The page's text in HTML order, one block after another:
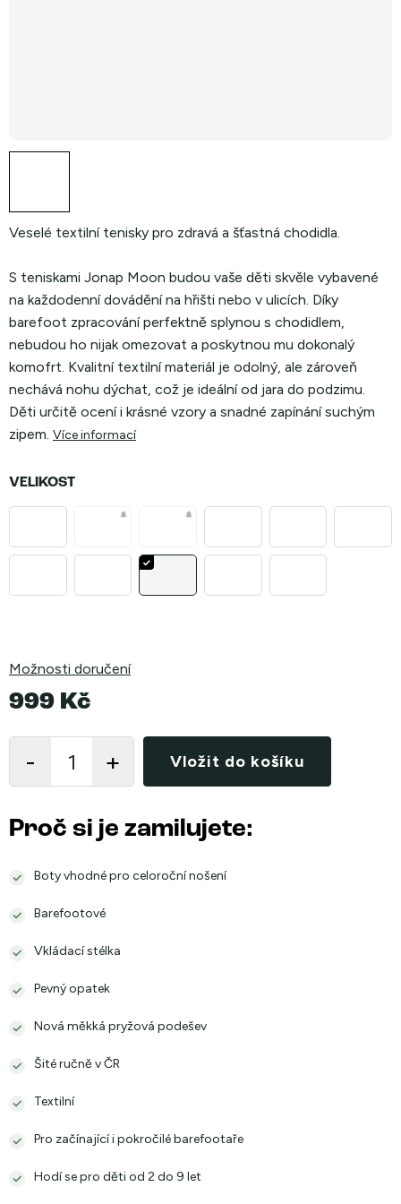
Veselé textilní tenisky pro zdravá a šťastná chodidla.
S teniskami Jonap Moon budou vaše děti skvěle vybavené
na každodenní dovádění na hřišti nebo v ulicích. Díky
barefoot zpracování perfektně splynou s chodidlem,
nebudou ho nijak omezovat a poskytnou mu dokonalý
komofrt. Kvalitní textilní materiál je odolný, ale zároveň
nechává nohu dýchat, což je ideální od jara do podzimu.
Děti určitě ocení i krásné vzory a snadné zapínání suchým
zipem. Více informací
VELIKOST
Možnosti doručení
999 Kč
cena:
Vložit do košíku
Proč si je zamilujete:
Boty vhodné pro celoroční nošení
Barefootové
Vkládací stélka
Pevný opatek
Nová měkká pryžová podešev
Šité ručně v ČR
Textilní
Pro začínající i pokročilé barefootaře
Hodí se pro děti od 2 do 9 let